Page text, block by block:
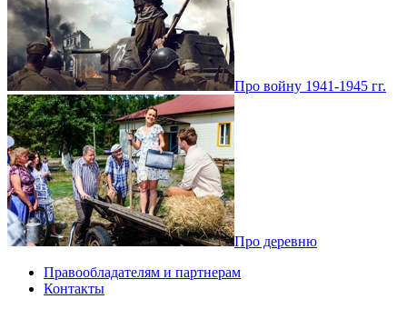
Про войну 1941-1945 гг.
Про деревню
Правообладателям и партнерам
Контакты